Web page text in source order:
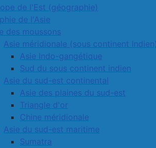
de l'Est (géographie)
de l'Asie
des moussons
Asie méridionale (sous continent
Asie Indo-gangétique
Sud du sous continent indien
Asie du sud-est continental
Asie des plaines du sud-est
Triangle d'or
Chine méridionale
Asie du sud-est maritime
Sumatra